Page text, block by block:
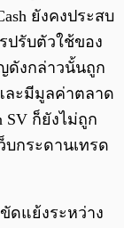
ยังคงประสบ
ปรับตัวใช้ของ
ดังกล่าวนั้นถูก
ละมีมูลค่าตลาด
SV ก็ยังไม่ถูก
บกระดานเทรด
ดแย้งระหว่าง